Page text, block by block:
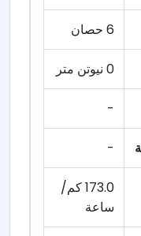
6 حصان
0 نيوتن متر
-
-
173.0 كم/
ساعة